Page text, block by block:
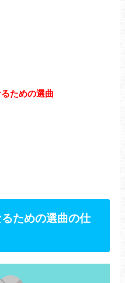
ための選曲
ための選曲の仕